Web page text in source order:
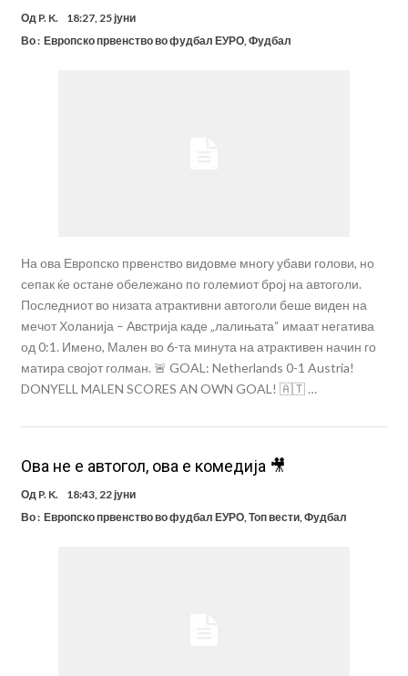
срцепарателните зборови на Флик
Кам-бек на терен за Мудрик по над 600 дена, но веднаш
заМИнува на позајмица!?
Џејк Пол започнува голем напад на УФЦ
Од P. K.
18:27, 25 јуни
Во : Европско првенство во фудбал ЕУРО, Фудбал
На ова Европско првенство видовме многу убави голови, но
сепак ќе остане обележано по големиот број на автоголи.
Последниот во низата атрактивни автоголи беше виден на
мечот Холанија – Австрија каде „лалињата“ имаат негатива
од 0:1. Имено, Мален во 6-та минута на атрактивен начин го
матира својот голман. 🚨 GOAL: Netherlands 0-1 Austria!
DONYELL MALEN SCORES AN OWN GOAL! 🇦🇹 …
Ова не е автогол, ова е комедија 🎥
Од P. K.
18:43, 22 јуни
Во : Европско првенство во фудбал ЕУРО,Топ вести,Фудбал